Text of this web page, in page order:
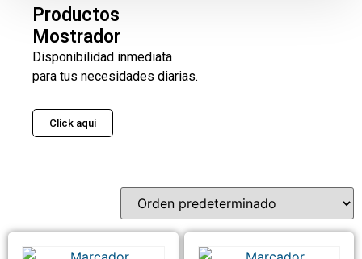
Productos
Mostrador
Disponibilidad inmediata
para tus necesidades diarias.
Click aqui